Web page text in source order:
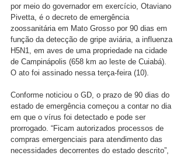
por meio do governador em exercício, Otaviano
Pivetta, é o decreto de emergência
zoossanitária em Mato Grosso por 90 dias em
função da detecção de gripe aviária, a influenza
H5N1, em aves de uma propriedade na cidade
de Campinápolis (658 km ao leste de Cuiabá).
O ato foi assinado nessa terça-feira (10).
Conforme noticiou o GD, o prazo de 90 dias do
estado de emergência começou a contar no dia
em que o vírus foi detectado e pode ser
prorrogado. “Ficam autorizados processos de
compras emergenciais para atendimento das
necessidades decorrentes do estado descrito”,